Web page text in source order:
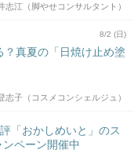
志江（脚やせコンサルタント）
8/2 (日)
真夏の「日焼け止め塗
志子（コスメコンシェルジュ）
「おかしめいと」のス
ペーン開催中